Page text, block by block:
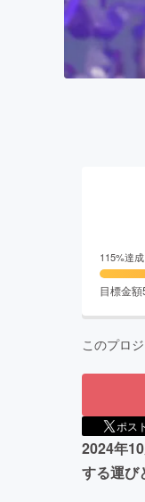
115%達成
目標金額
このプロジ
ポスト
2024年
する運び